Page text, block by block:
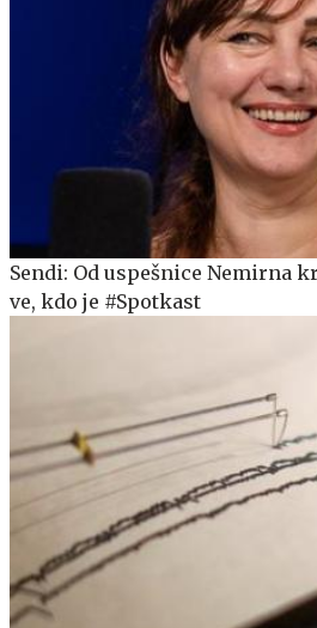
Sendi: Od uspešnice Nemirna
ve, kdo je #Spotkast